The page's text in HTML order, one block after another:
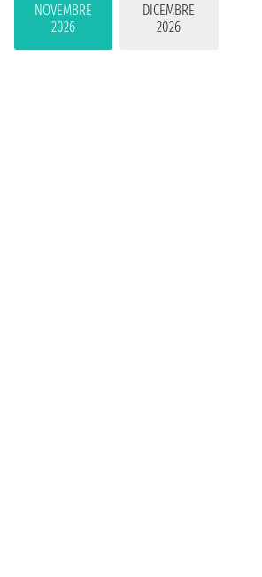
NOVEMBRE
2026
DICEMBRE
2026